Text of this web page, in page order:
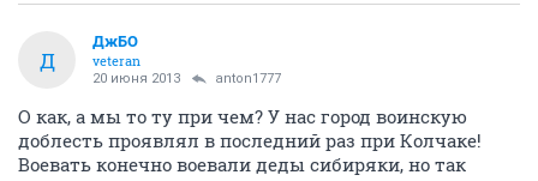
Д
ДжБО
veteran
20 июня 2013 anton1777
О как, а мы то ту при чем? У нас город воинскую
доблесть проявлял в последний раз при Колчаке!
Воевать конечно воевали деды сибиряки, но так